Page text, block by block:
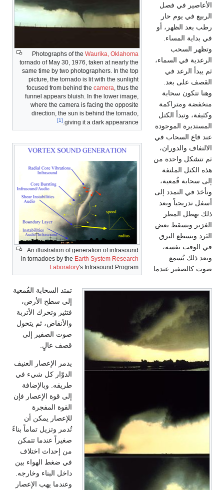
Photographs of the Waurika, Oklahoma
tornado of May 30, 1976, taken at nearly the
same time by two photographers. In the top
picture, the tornado is lit with the sunlight
focused from behind the camera, thus the
funnel appears bluish. In the lower image,
where the camera is facing the opposite
direction, the sun is behind the tornado,
giving it a dark appearance.
[1]
An illustration of generation of infrasound
in tornadoes by the Earth System Research
Laboratory's Infrasound Program
الأعاصير في فصل
الربيع في يوم حار
رطب بعد الظهر، أو
في بداية المساء.
وتظهر السحب
الرعدية في السماء،
ثم يبدأ الرعد في
القصف على بعد.
وهنا تتكون سحابة
منخفضة ومتراكمة
وكثيفة، وتبدأ الكتل
المستديرة الموجودة
عند قاع السحاب في
الالتفاف والدوران،
ثم تتشكل واحدة من
هذه الكتل الملتفة
إلى سحابة قُمعية،
وتأخذ في التمدد إلى
أسفل تدريجياً وبعد
ذلك يهطل المطر
الغزير ويسقط بعض
البَرد ويسطع البرق
في الوقت نفسه،
وبعد ذلك يُسمع
صوت كالصفير عندما
تمتد السحابة القُمعية
إلى سطح الأرض،
فتثير وتحرك الأتربة
والأنقاض، ثم يتحول
صوت الصفير إلى
قصف عالٍ.
يدمر الإعصار العنيف
الدوّار كل شيء في
طريقه. وبالإضافة
إلى قوة الإعصار فإن
القوة المفجرة
للإعصار يمكن أن
تُدمر وتزيل تماماً بناءً
صغيراً عندما تتمكن
من إحداث اختلاف
في ضغط الهواء بين
داخل البناء وخارجه.
وعندما يهب الإعصار